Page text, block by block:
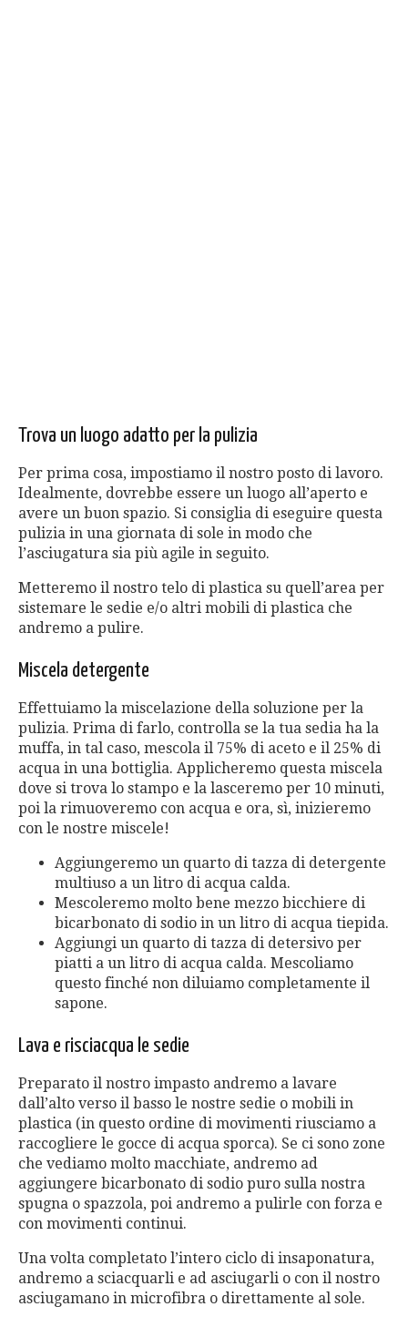
Trova un luogo adatto per la pulizia
Per prima cosa, impostiamo il nostro posto di lavoro.
Idealmente, dovrebbe essere un luogo all’aperto e
avere un buon spazio. Si consiglia di eseguire questa
pulizia in una giornata di sole in modo che
l’asciugatura sia più agile in seguito.
Metteremo il nostro telo di plastica su quell’area per
sistemare le sedie e/o altri mobili di plastica che
andremo a pulire.
Miscela detergente
Effettuiamo la miscelazione della soluzione per la
pulizia. Prima di farlo, controlla se la tua sedia ha la
muffa, in tal caso, mescola il 75% di aceto e il 25% di
acqua in una bottiglia. Applicheremo questa miscela
dove si trova lo stampo e la lasceremo per 10 minuti,
poi la rimuoveremo con acqua e ora, sì, inizieremo
con le nostre miscele!
Aggiungeremo un quarto di tazza di detergente
multiuso a un litro di acqua calda.
Mescoleremo molto bene mezzo bicchiere di
bicarbonato di sodio in un litro di acqua tiepida.
Aggiungi un quarto di tazza di detersivo per
piatti a un litro di acqua calda. Mescoliamo
questo finché non diluiamo completamente il
sapone.
Lava e risciacqua le sedie
Preparato il nostro impasto andremo a lavare
dall’alto verso il basso le nostre sedie o mobili in
plastica (in questo ordine di movimenti riusciamo a
raccogliere le gocce di acqua sporca). Se ci sono zone
che vediamo molto macchiate, andremo ad
aggiungere bicarbonato di sodio puro sulla nostra
spugna o spazzola, poi andremo a pulirle con forza e
con movimenti continui.
Una volta completato l’intero ciclo di insaponatura,
andremo a sciacquarli e ad asciugarli o con il nostro
asciugamano in microfibra o direttamente al sole.